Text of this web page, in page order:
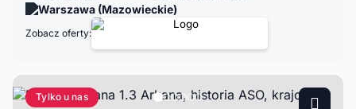
Warszawa (Mazowieckie)
Zobacz oferty:
Tylko u nas